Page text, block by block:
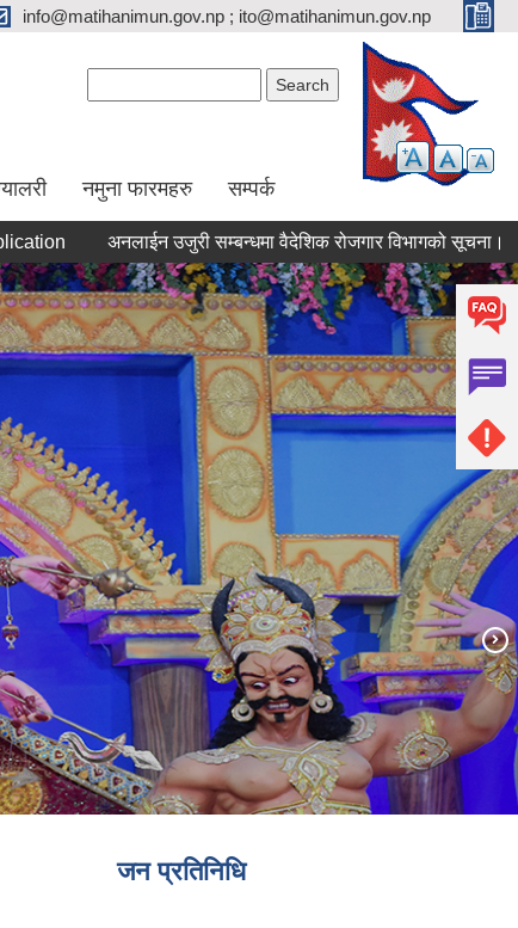
info@matihanimun.gov.np ; ito@matihanimun.gov.np
नमुना फारमहरु सम्पर्क
अनलाईन उजुरी सम्बन्धमा वैदेशिक रोजगार विभागको सूचना।
जन प्रतिनिधि